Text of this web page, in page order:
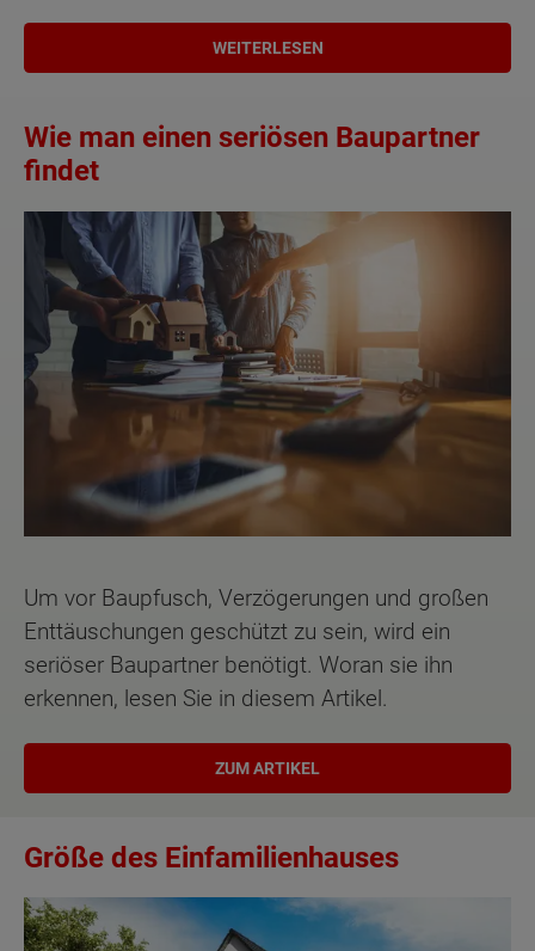
WEITERLESEN
Wie man einen seriösen Baupartner
findet
Um vor Baupfusch, Verzögerungen und großen
Enttäuschungen geschützt zu sein, wird ein
seriöser Baupartner benötigt. Woran sie ihn
erkennen, lesen Sie in diesem Artikel.
ZUM ARTIKEL
Größe des Einfamilienhauses